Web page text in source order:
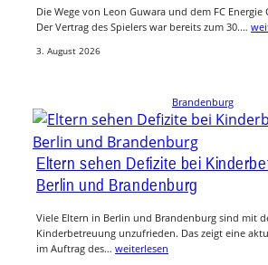
Die Wege von Leon Guwara und dem FC
Der Vertrag des Spielers war bereits zum 30.…
3. August 2026
Brandenburg
Eltern sehen Defizite bei
Berlin und Brandenburg
Viele Eltern in Berlin und Brandenburg sind mit
Kinderbetreuung unzufrieden. Das zeigt eine
im Auftrag des… weiterlesen